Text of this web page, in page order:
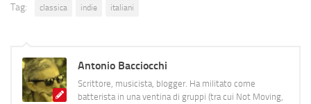
Tag: classica indie italiani
Antonio Bacciocchi
Scrittore, musicista, blogger. Ha militato come
batterista in una ventina di gruppi (tra cui Not Moving,